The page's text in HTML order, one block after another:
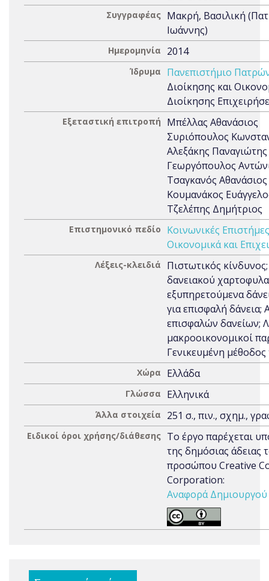
Συγγραφέας Μακρή, Βασιλική
Ιωάννης)
Ημερομηνία 2014
Ίδρυμα
Πανεπιστήμιο
Διοίκησης και
Διοίκησης
Εξεταστική επιτροπή
Μπέλλας Αθανάσιος
Συριόπουλος
Αλεξάκης Παναγιώτης
Γεωργόπουλος
Τσαγκανός Αθανάσιος
Κουμανάκος
Τζελέπης Δημήτριος
Επιστημονικό πεδίο
Κοινωνικές Επιστήμες
Οικονομικά και
Λέξεις-κλειδιά
Πιστωτικός
δανειακού
εξυπηρετούμενα
για επισφαλή δάνεια;
επισφαλών δανείων;
μακροοικονομικοί
Γενικευμένη
Χώρα Ελλάδα
Γλώσσα Ελληνικά
Άλλα στοιχεία 251 σ., πιν., σχημ.,
Ειδικοί όροι χρήσης/διάθεσης Το έργο παρέχεται
της δημόσιας άδειας
προσώπου Creative
Corporation:
Αναφορά Δημιουργού